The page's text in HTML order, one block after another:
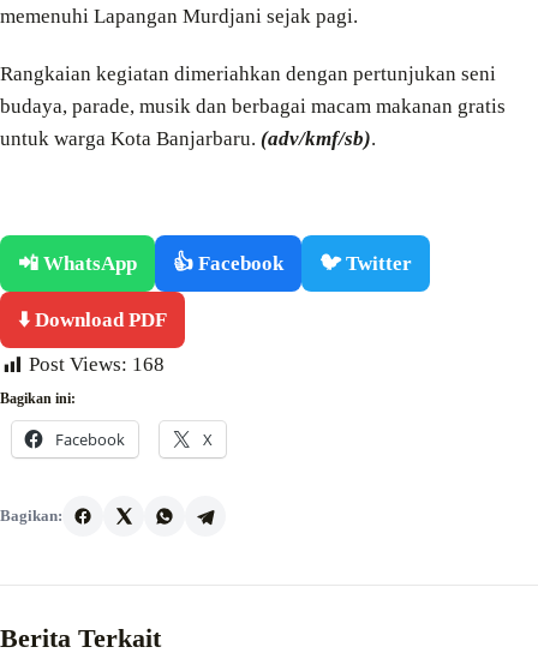
memenuhi Lapangan Murdjani sejak pagi.
Rangkaian kegiatan dimeriahkan dengan pertunjukan seni
budaya, parade, musik dan berbagai macam makanan gratis
untuk warga Kota Banjarbaru. (adv/kmf/sb).
📲 WhatsApp 👍 Facebook 🐦 Twitter
⬇️ Download PDF
Post Views: 168
Bagikan ini:
Facebook X
Bagikan:
Berita Terkait